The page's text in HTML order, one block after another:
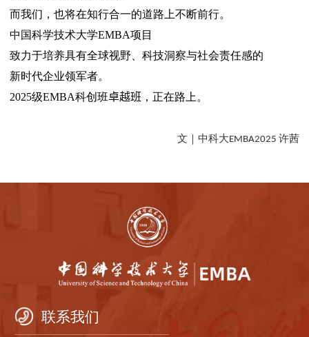
而我们，也将在知行合一的道路上不断前行。
中国科学技术大学EMBA项目
致力于培养具有全球视野、科技洞察与社会责任感的
新时代企业领军者。
2025级EMBA科创班卓越班 ，正在路上。
文｜中科大EMBA2025 许茜
联系我们